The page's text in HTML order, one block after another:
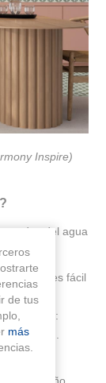
Inspire)
del agua
es fácil
los estilos:
clásicos...
y
un baño
de tus
más